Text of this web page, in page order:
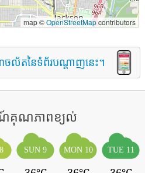
map ©OpenStreetMapcontributors
ល័តនៃទំព័របណ្តាញនេះ។
ណ៍គុណភាពខ្យល់
SUN 9 MON 10 TUE 11